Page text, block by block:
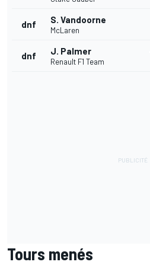
dnf S. Vandoorne
McLaren
dnf J. Palmer
Renault F1 Team
Tours menés